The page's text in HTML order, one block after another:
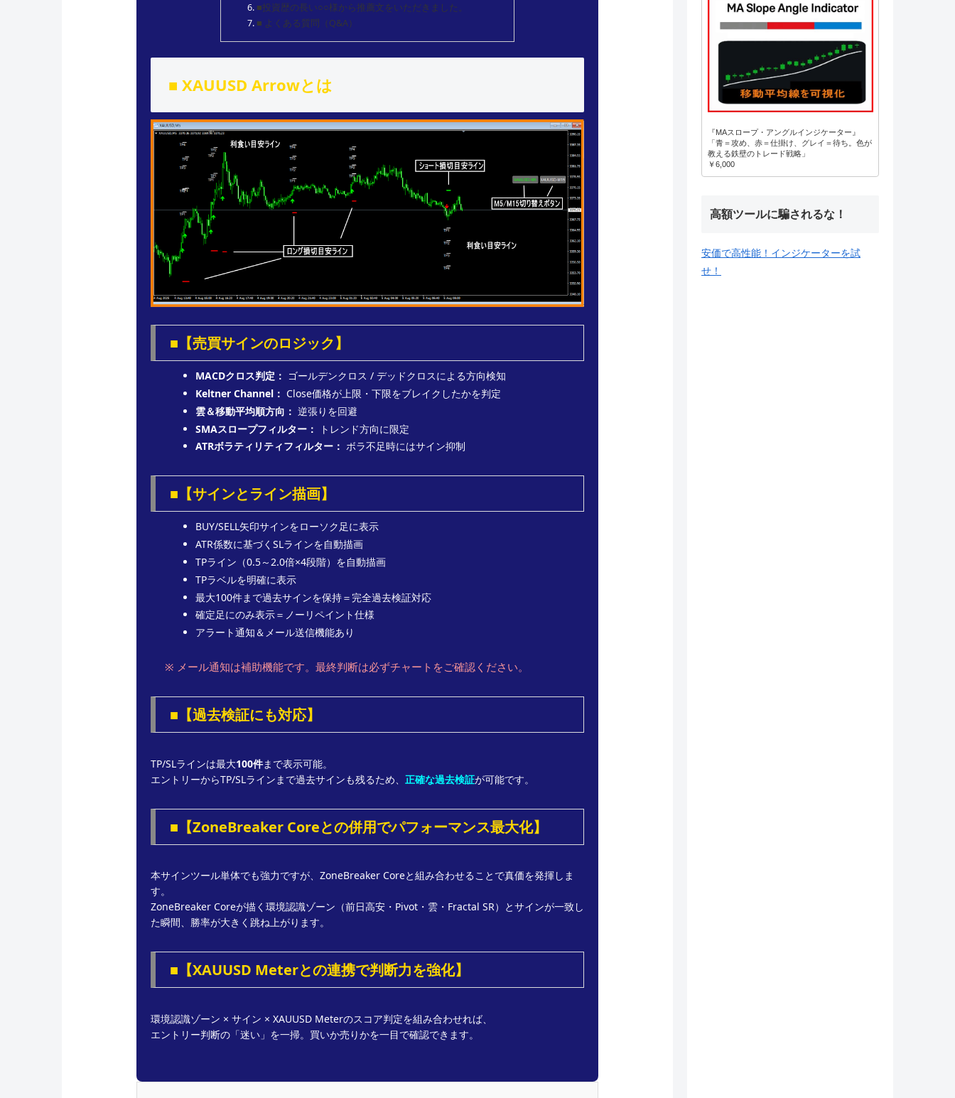
■投資歴の長い○○様から推薦文をいただきました。
■ よくある質問（Q&A）
■ XAUUSD Arrowとは
■【売買サインのロジック】
MACDクロス判定： ゴールデンクロス / デッドクロスによる方向検知
Keltner Channel： Close価格が上限・下限をブレイクしたかを判定
雲＆移動平均順方向： 逆張りを回避
SMAスロープフィルター：
トレンド方向に限定
ATRボラティリティフィルター： ボラ不足時にはサイン抑制
■【サインとライン描画】
BUY/SELL矢印サインをローソク足に表示
ATR係数に基づくSLラインを自動描画
TPライン（0.5～2.0倍×4段階）を自動描画
TPラベルを明確に表示
最大100件まで過去サインを保持＝完全過去検証対応
確定足にのみ表示＝ノーリペイント仕様
アラート通知＆メール送信機能あり
※ メール通知は補助機能です。最終判断は必ずチャートをご確認ください。
■【過去検証にも対応】
TP/SLラインは最大100件まで表示可能。
エントリーからTP/SLラインまで過去サインも残るため、 正確な過去検証が可能です。
■【ZoneBreaker Coreとの併用でパフォーマンス最大化】
本サインツール単体でも強力ですが、ZoneBreaker Coreと組み合わせることで真価を発揮しま
す。
ZoneBreaker Coreが描く環境認識ゾーン（前日高安・Pivot・雲・Fractal SR）とサインが一致し
た瞬間、勝率が大きく跳ね上がります。
■【XAUUSD Meterとの連携で判断力を強化】
環境認識ゾーン × サイン × XAUUSD Meterのスコア判定を組み合わせれば、
エントリー判断の「迷い」を一掃。買いか売りかを一目で確認できます。
『MAスロープ・アングルインジケーター』
「青＝攻め、赤＝仕掛け、グレイ＝待ち。色が
教える鉄壁のトレード戦略」
￥6,000
高額ツールに騙されるな！
安価で高性能！インジケーターを試
せ！